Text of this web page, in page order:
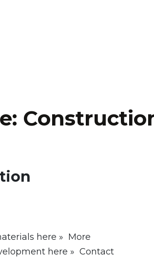
here » More
here » Contact